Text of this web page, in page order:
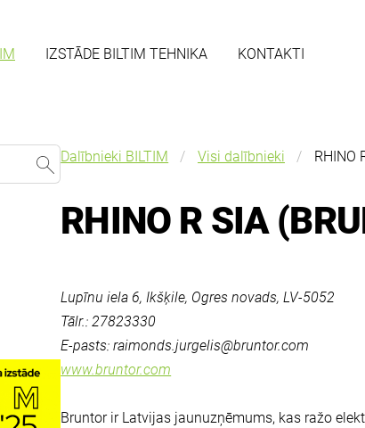
IZSTĀDE BILTIM TEHNIKA KONTAKTI
Dalībnieki BILTIM Visi dalībnieki RHINO
RHINO R SIA
Lupīnu iela 6, Ikšķile, Ogres novads, LV-5052
Tālr.: 27823330
E-pasts:raimonds.jurgelis@bruntor.com
www.bruntor.com
Bruntor ir Latvijas jaunuzņēmums, kas ražo